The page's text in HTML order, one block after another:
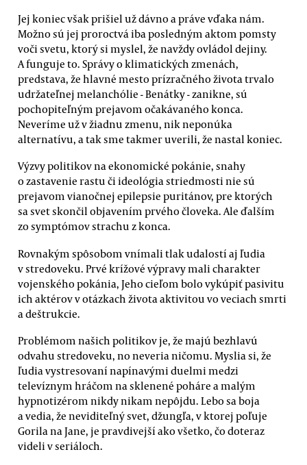
Jej koniec však prišiel už dávno a práve vďaka nám.
Možno sú jej proroctvá iba posledným aktom pomsty
voči svetu, ktorý si myslel, že navždy ovládol dejiny.
A funguje to. Správy o klimatických zmenách,
predstava, že hlavné mesto prízračného života trvalo
udržateľnej melanchólie - Benátky - zanikne, sú
pochopiteľným prejavom očakávaného konca.
Neveríme už v žiadnu zmenu, nik neponúka
alternatívu, a tak sme takmer uverili, že nastal koniec.
Výzvy politikov na ekonomické pokánie, snahy
o zastavenie rastu či ideológia striedmosti nie sú
prejavom vianočnej epilepsie puritánov, pre ktorých
sa svet skončil objavením prvého človeka. Ale ďalším
zo symptómov strachu z konca.
Rovnakým spôsobom vnímali tlak udalostí aj ľudia
v stredoveku. Prvé krížové výpravy mali charakter
vojenského pokánia, Jeho cieľom bolo vykúpiť pasivitu
ich aktérov v otázkach života aktivitou vo veciach smrti
a deštrukcie.
Problémom našich politikov je, že majú bezhlavú
odvahu stredoveku, no neveria ničomu. Myslia si, že
ľudia vystresovaní napínavými duelmi medzi
televíznym hráčom na sklenené poháre a malým
hypnotizérom nikdy nikam nepôjdu. Lebo sa boja
a vedia, že neviditeľný svet, džungľa, v ktorej poľuje
Gorila na Jane, je pravdivejší ako všetko, čo doteraz
videli v seriáloch.